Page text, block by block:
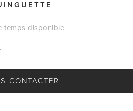
temps disponible
un balcon, un salon ou une table, la
toujours le petit plus qui fait toute
CONTACTER